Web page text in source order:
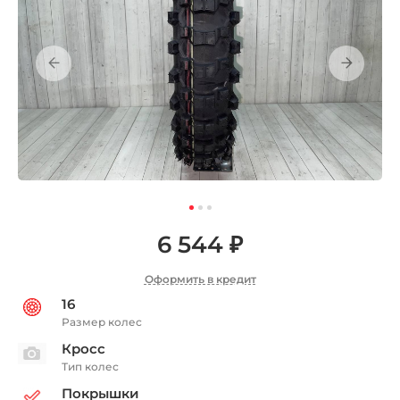
6 544 ₽
Оформить в кредит
16
Размер колес
Кросс
Тип колес
Покрышки